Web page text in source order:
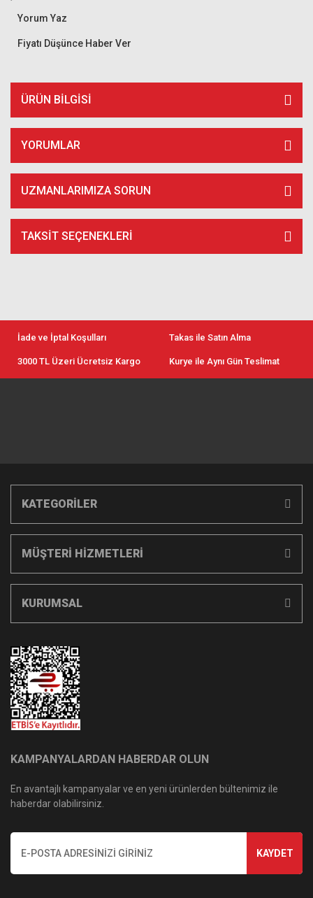
Yorum Yaz
Fiyatı Düşünce Haber Ver
ÜRÜN BILGISI
YORUMLAR
UZMANLARIMIZA SORUN
TAKSIT SEÇENEKLERI
İade ve İptal Koşulları Takas ile Satın Alma
3000 TL Üzeri Ücretsiz Kargo Kurye ile Aynı Gün Teslimat
KATEGORİLER
MÜŞTERİ HİZMETLERİ
KURUMSAL
KAMPANYALARDAN HABERDAR OLUN
En avantajlı kampanyalar ve en yeni ürünlerden bültenimiz ile
haberdar olabilirsiniz.
KAYDET